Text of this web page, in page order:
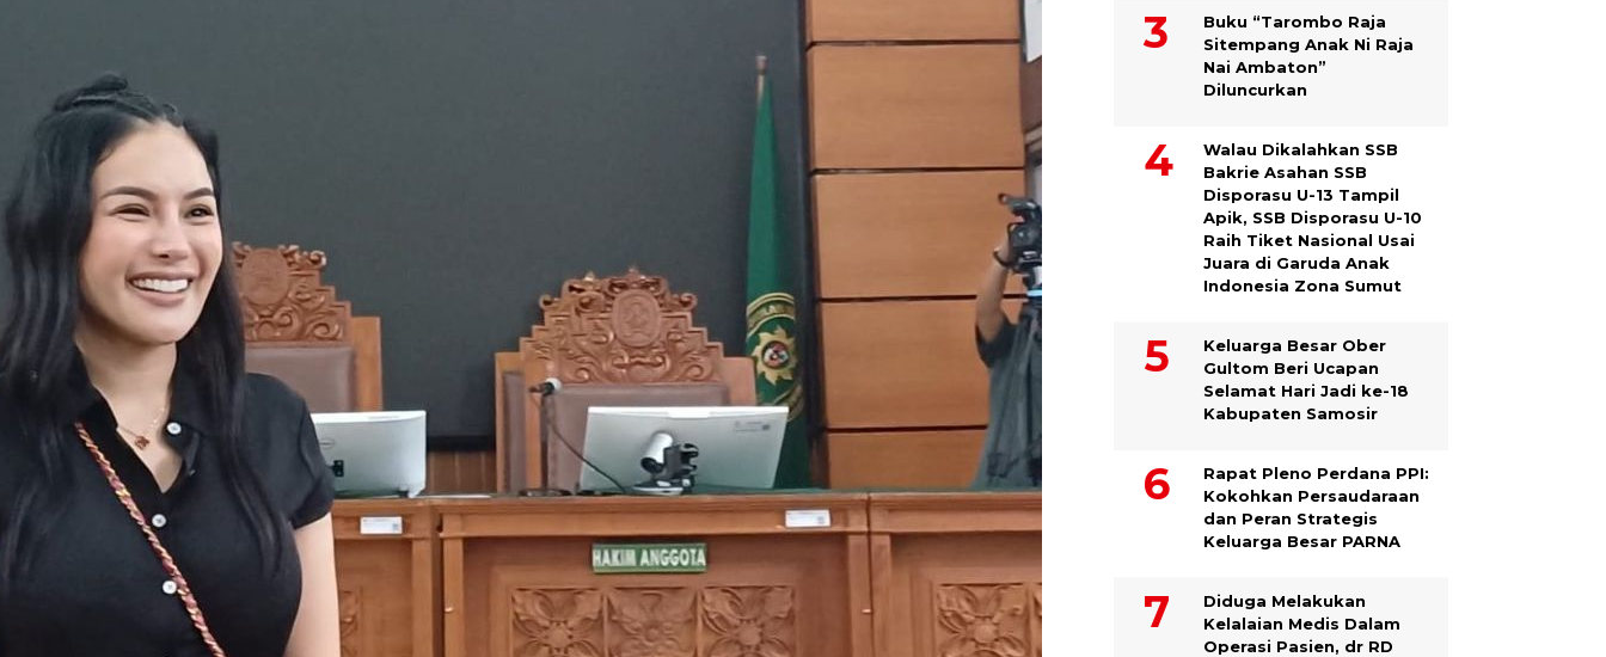
Buku “Tarombo Raja
Sitempang Anak Ni Raja
Nai Ambaton”
Diluncurkan
Walau Dikalahkan SSB
Bakrie Asahan SSB
Disporasu U-13 Tampil
Apik, SSB Disporasu U-10
Raih Tiket Nasional Usai
Juara di Garuda Anak
Indonesia Zona Sumut
Keluarga Besar Ober
Gultom Beri Ucapan
Selamat Hari Jadi ke-18
Kabupaten Samosir
Rapat Pleno Perdana PPI:
Kokohkan Persaudaraan
dan Peran Strategis
Keluarga Besar PARNA
Diduga Melakukan
Kelalaian Medis Dalam
Operasi Pasien, dr RD